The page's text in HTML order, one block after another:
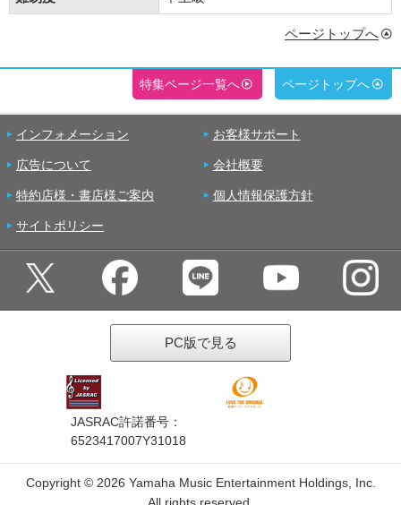
ページトップへ
特集ページ一覧へ ページトップへ
インフォメーション お客様サポート
広告について 会社概要
特約店様・書店様ご案内 個人情報保護方針
サイトポリシー
PC版で見る
JASRAC許諾番号：
6523417007Y31018
Copyright © 2026 Yamaha Music Entertainment Holdings, Inc.